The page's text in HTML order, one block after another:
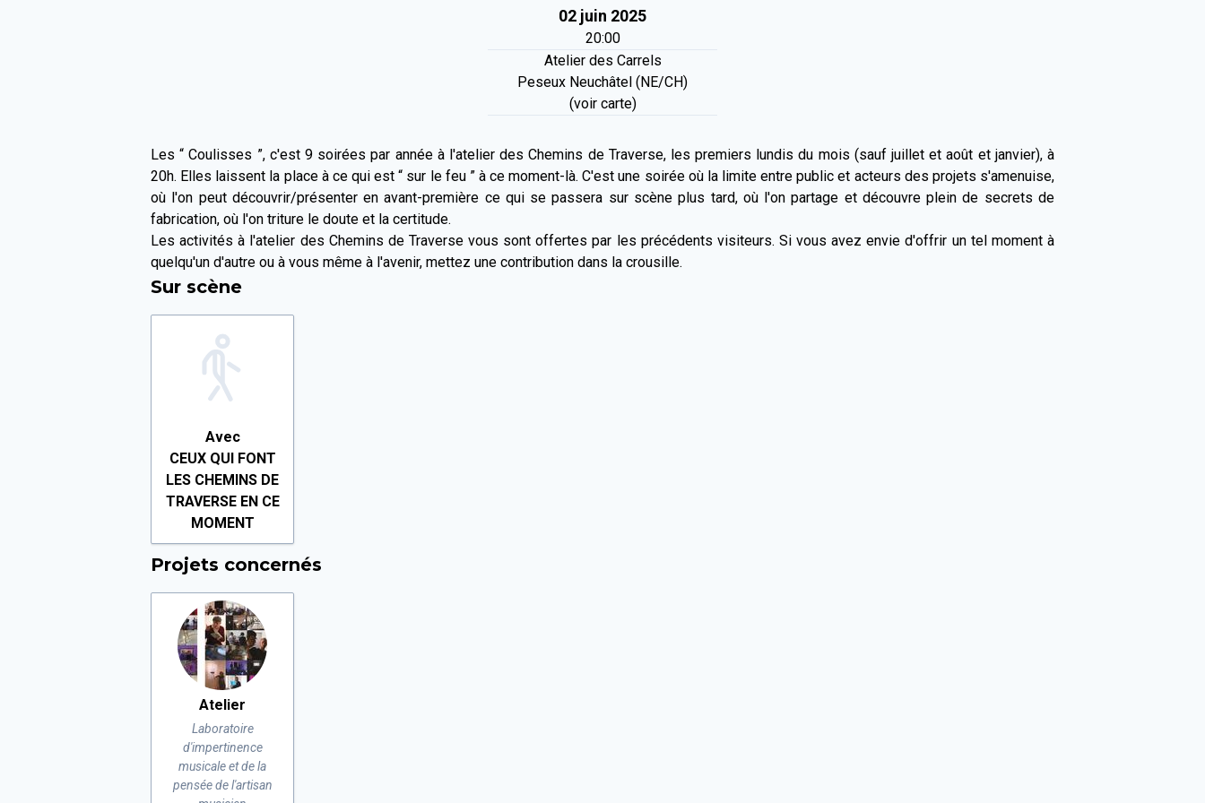
02 juin 2025
20:00
Atelier des Carrels
Peseux Neuchâtel (NE/CH)
(voir carte)
Les “ Coulisses ”, c'est 9 soirées par année à l'atelier des Chemins de Traverse, les premiers lundis du mois (sauf juillet et août et janvier), à
20h. Elles laissent la place à ce qui est “ sur le feu ” à ce moment-là. C'est une soirée où la limite entre public et acteurs des projets s'amenuise,
où l'on peut découvrir/présenter en avant-première ce qui se passera sur scène plus tard, où l'on partage et découvre plein de secrets de
fabrication, où l'on triture le doute et la certitude.
Les activités à l'atelier des Chemins de Traverse vous sont offertes par les précédents visiteurs. Si vous avez envie d'offrir un tel moment à
quelqu'un d'autre ou à vous même à l'avenir, mettez une contribution dans la crousille.
Sur scène
Avec
CEUX QUI FONT
LES CHEMINS DE
TRAVERSE EN CE
MOMENT
Projets concernés
Atelier
Laboratoire
d'impertinence
musicale et de la
pensée de l'artisan